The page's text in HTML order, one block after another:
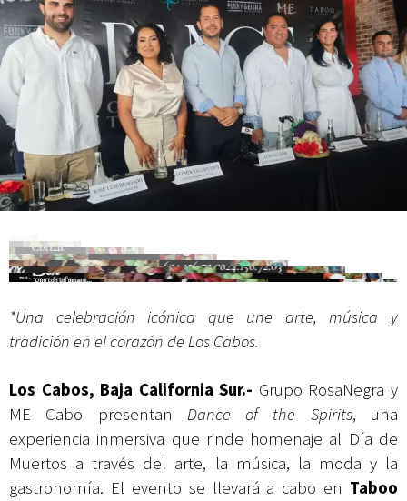
Campesina
*Una celebración icónica que une arte, música y
tradición en el corazón de Los Cabos.
Los Cabos, Baja California Sur.- Grupo RosaNegra y
ME Cabo presentan Dance of the Spirits, una
experiencia inmersiva que rinde homenaje al Día de
Muertos a través del arte, la música, la moda y la
gastronomía. El evento se llevará a cabo en Taboo